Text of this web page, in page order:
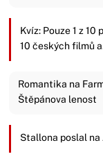
Kvíz: Pouze 1 z
10 českých filmů
Romantika na
Štěpánova lenost
Stallona poslal na